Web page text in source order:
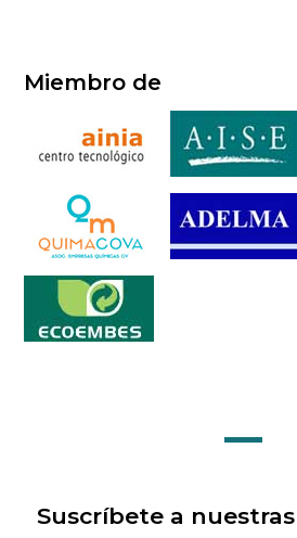
Miembro de
Suscríbete a